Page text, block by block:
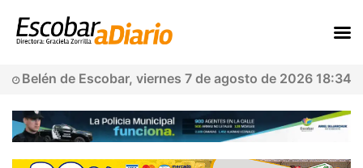
Belén de Escobar, viernes 7 de agosto de 2026 18:34